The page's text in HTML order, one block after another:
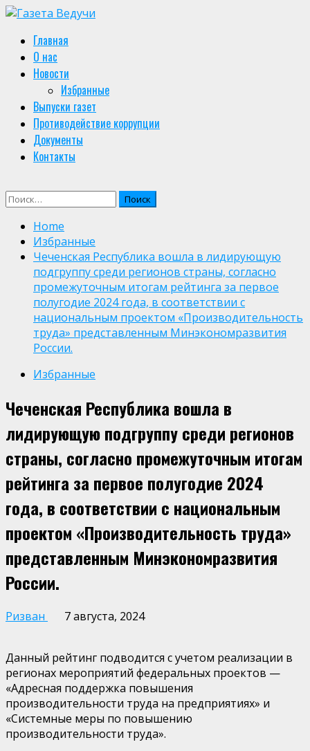
Skip
content
Primary
Menu
Главная
О нас
Новости
Избранные
Выпуски газет
Противодействие коррупции
Документы
Контакты
Найти:
Home
Избранные
Чеченская Республика вошла в лидирующую
подгруппу среди регионов страны, согласно
промежуточным итогам рейтинга за первое
полугодие 2024 года, в соответствии с
национальным проектом «Производительность
труда» представленным Минэкономразвития
России.
Избранные
Чеченская Республика вошла в
лидирующую подгруппу среди регионов
страны, согласно промежуточным итогам
рейтинга за первое полугодие 2024
года, в соответствии с национальным
проектом «Производительность труда»
представленным Минэкономразвития
России.
Ризван 7 августа, 2024
Данный рейтинг подводится с учетом реализации в
регионах мероприятий федеральных проектов —
«Адресная поддержка повышения
производительности труда на предприятиях» и
«Системные меры по повышению
производительности труда».